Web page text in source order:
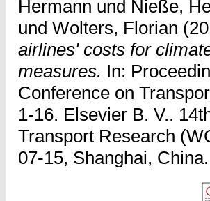
Hermann und Nieße,
und Wolters, Florian
airlines' costs for
measures. In:
Conference on
1-16. Elsevier B. V..
Transport Research
07-15, Shanghai,